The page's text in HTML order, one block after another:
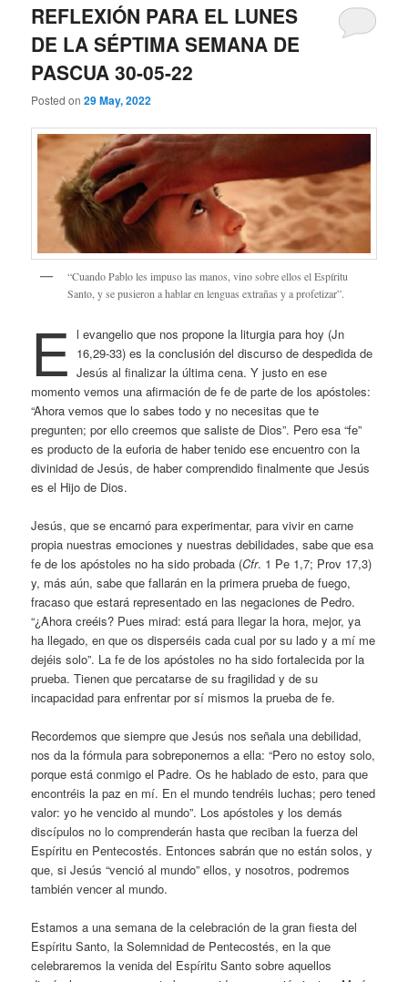
REFLEXIÓN PARA EL LUNES
DE LA SÉPTIMA SEMANA DE
PASCUA 30-05-22
Posted on29 May, 2022
“Cuando Pablo les impuso las manos, vino sobre ellos el Espíritu
Santo, y se pusieron a hablar en lenguas extrañas y a profetizar”.
E l evangelio que nos propone la liturgia para hoy (Jn
16,29-33) es la conclusión del discurso de despedida de
Jesús al finalizar la última cena. Y justo en ese
momento vemos una afirmación de fe de parte de los apóstoles:
“Ahora vemos que lo sabes todo y no necesitas que te
pregunten; por ello creemos que saliste de Dios”. Pero esa “fe”
es producto de la euforia de haber tenido ese encuentro con la
divinidad de Jesús, de haber comprendido finalmente que Jesús
es el Hijo de Dios.
Jesús, que se encarnó para experimentar, para vivir en carne
propia nuestras emociones y nuestras debilidades, sabe que esa
fe de los apóstoles no ha sido probada (Cfr. 1 Pe 1,7; Prov 17,3)
y, más aún, sabe que fallarán en la primera prueba de fuego,
fracaso que estará representado en las negaciones de Pedro.
“¿Ahora creéis? Pues mirad: está para llegar la hora, mejor, ya
ha llegado, en que os disperséis cada cual por su lado y a mí me
dejéis solo”. La fe de los apóstoles no ha sido fortalecida por la
prueba. Tienen que percatarse de su fragilidad y de su
incapacidad para enfrentar por sí mismos la prueba de fe.
Recordemos que siempre que Jesús nos señala una debilidad,
nos da la fórmula para sobreponernos a ella: “Pero no estoy solo,
porque está conmigo el Padre. Os he hablado de esto, para que
encontréis la paz en mí. En el mundo tendréis luchas; pero tened
valor: yo he vencido al mundo”. Los apóstoles y los demás
discípulos no lo comprenderán hasta que reciban la fuerza del
Espíritu en Pentecostés. Entonces sabrán que no están solos, y
que, si Jesús “venció al mundo” ellos, y nosotros, podremos
también vencer al mundo.
Estamos a una semana de la celebración de la gran fiesta del
Espíritu Santo, la Solemnidad de Pentecostés, en la que
celebraremos la venida del Espíritu Santo sobre aquellos